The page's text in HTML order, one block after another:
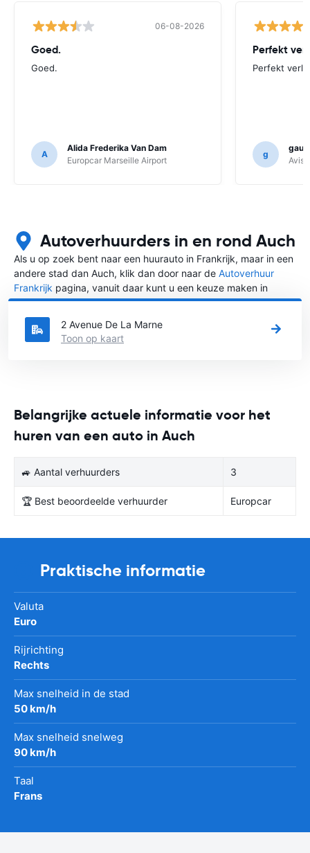
06-08-2026
Goed.
Goed.
A
Alida Frederika Van Dam
Europcar Marseille Airport
Perfekt
Perfekt
g
Avis
Autoverhuurders in en rond Auch
Als u op zoek bent naar een huurauto in Frankrijk, maar in een
andere stad dan Auch, klik dan door naar de Autoverhuur
Frankrijk pagina, vanuit daar kunt u een keuze maken in
welke stad in Frankrijk u een auto huren wilt.
2 Avenue De La Marne
Toon op kaart
Belangrijke actuele informatie voor het
huren van een auto in Auch
🚙 Aantal verhuurders 3
🏆 Best beoordeelde verhuurder Europcar
Praktische informatie
Valuta
Euro
Rijrichting
Rechts
Max snelheid in de stad
50 km/h
Max snelheid snelweg
90 km/h
Taal
Frans